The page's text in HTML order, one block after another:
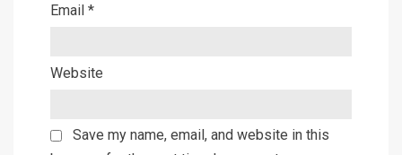
Email *
Website
Save my name, email, and website in this